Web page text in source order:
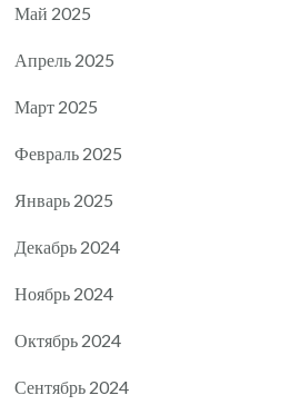
Май 2025
Апрель 2025
Март 2025
Февраль 2025
Январь 2025
Декабрь 2024
Ноябрь 2024
Октябрь 2024
Сентябрь 2024